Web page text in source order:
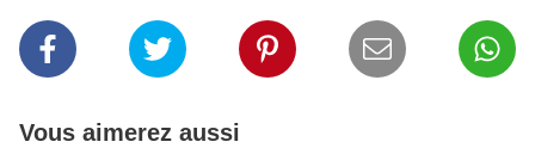
Vous aimerez aussi